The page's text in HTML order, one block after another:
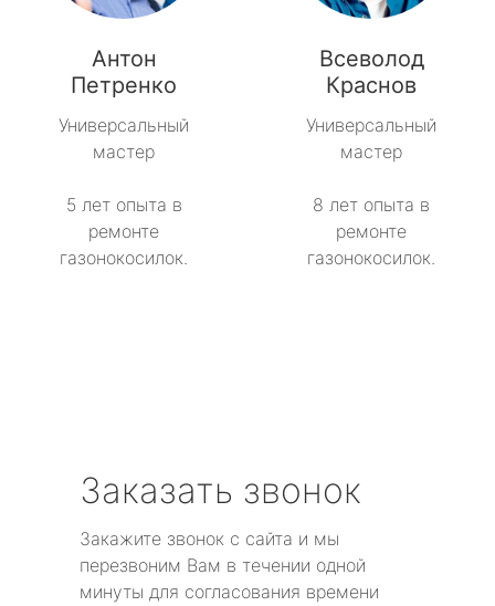
Антон
Петренко
Универсальный
мастер
5 лет опыта в
ремонте
газонокосилок.
Всеволод
Краснов
Универсальный
мастер
8 лет опыта в
ремонте
газонокосилок.
Заказать звонок
Закажите звонок с сайта и мы
перезвоним Вам в течении одной
минуты для согласования времени